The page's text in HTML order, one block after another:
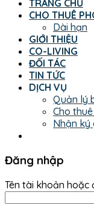
TRANG CHỦ
CHO THUÊ
Dài hạn
GIỚI THIỆU
CO-LIVING
ĐỐI TÁC
TIN TỨC
DỊCH VỤ
Quản lý
Cho
Nhận ký
Đăng nhập
Tên tài khoản hoặc